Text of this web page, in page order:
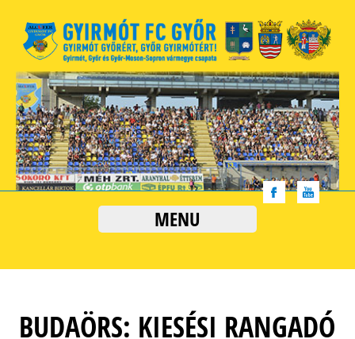
MENU
BUDAÖRS: KIESÉSI RANGADÓ